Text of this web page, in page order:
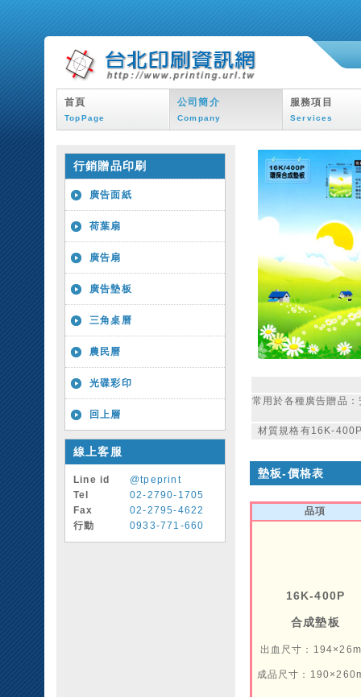
首頁
TopPage
公司簡介
Company
服務項目
Services
常用於各種廣告贈品
材質規格有16K-
墊板-價格表
品項
16K-400P
合成墊板
出血尺寸：
成品尺寸：
行銷贈品印刷
廣告面紙
荷葉扇
廣告扇
廣告墊板
三角桌曆
農民曆
光碟彩印
回上層
線上客服
Line id
@tpeprint
Tel
02-2790-1705
Fax
02-2795-4622
行動
0933-771-660